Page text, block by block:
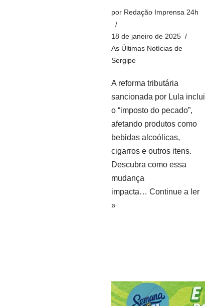
por Redação Imprensa 24h
18 de janeiro de 2025
As Últimas Notícias de
Sergipe
A reforma tributária
sancionada por Lula inclui
o “imposto do pecado”,
afetando produtos como
bebidas alcoólicas,
cigarros e outros itens.
Descubra como essa
mudança
impacta… Continue a ler
»